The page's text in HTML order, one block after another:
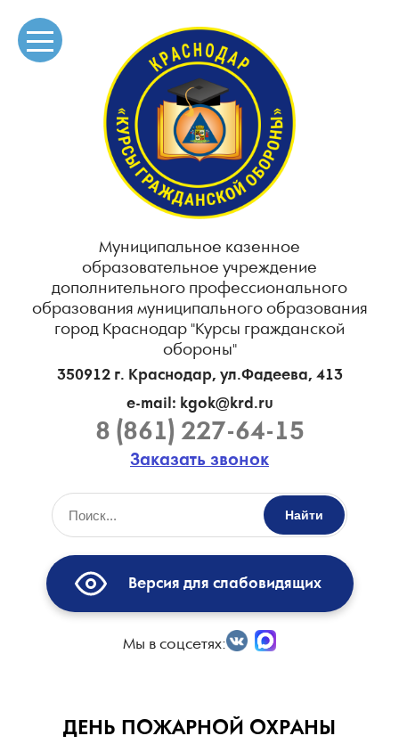
Муниципальное казенное
образовательное учреждение
дополнительного профессионального
образования муниципального образования
город Краснодар "Курсы гражданской
обороны"
350912 г. Краснодар, ул.Фадеева, 413
e-mail: kgok@krd.ru
8 (861) 227-64-15
Заказать звонок
Найти
Версия для слабовидящих
Мы в соцсетях:
ДЕНЬ ПОЖАРНОЙ ОХРАНЫ